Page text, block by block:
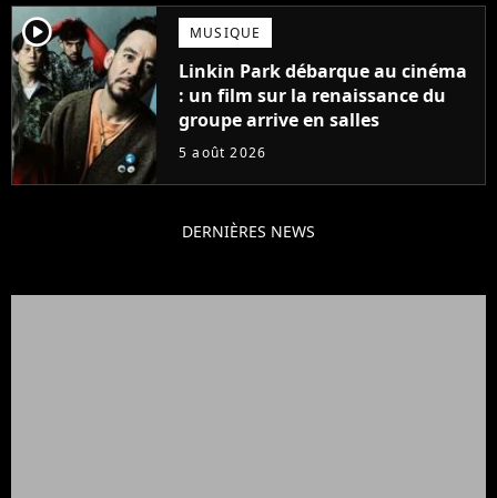
player2 MUSIQUE
Linkin Park débarque au cinéma
: un film sur la renaissance du
groupe arrive en salles
5 août 2026
DERNIÈRES NEWS